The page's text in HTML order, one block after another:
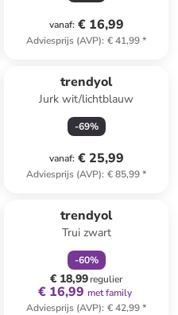
vanaf: € 16,99
Adviesprijs (AVP): € 41,99*
trendyol
Jurk wit/lichtblauw
-69%
vanaf: € 25,99
Adviesprijs (AVP): € 85,99*
trendyol
Trui zwart
-60%
€ 18,99regulier
€ 16,99 met family
Adviesprijs (AVP): € 42,99*